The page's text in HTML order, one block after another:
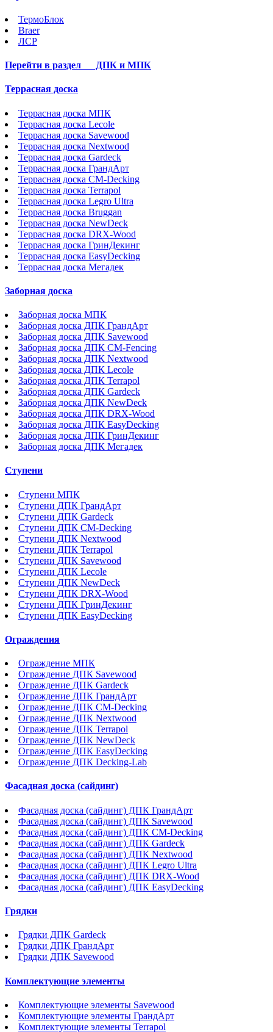
ТермоБлок
Braer
ЛСР
Перейти в раздел ДПК и МПК
Террасная доска
Террасная доска МПК
Террасная доска Lecole
Террасная доска Savewood
Террасная доска Nextwood
Террасная доска Gardeck
Террасная доска ГрандАрт
Террасная доска CM-Decking
Террасная доска Terrapol
Террасная доска Legro Ultra
Террасная доска Bruggan
Террасная доска NewDeck
Террасная доска DRX-Wood
Террасная доска ГринДекинг
Террасная доска EasyDecking
Террасная доска Мегадек
Заборная доска
Заборная доска МПК
Заборная доска ДПК ГрандАрт
Заборная доска ДПК Savewood
Заборная доска ДПК CM-Fencing
Заборная доска ДПК Nextwood
Заборная доска ДПК Lecole
Заборная доска ДПК Terrapol
Заборная доска ДПК Gardeck
Заборная доска ДПК NewDeck
Заборная доска ДПК DRX-Wood
Заборная доска ДПК EasyDecking
Заборная доска ДПК ГринДекинг
Заборная доска ДПК Мегадек
Ступени
Ступени МПК
Ступени ДПК ГрандАрт
Ступени ДПК Gardeck
Ступени ДПК CM-Decking
Ступени ДПК Nextwood
Ступени ДПК Terrapol
Ступени ДПК Savewood
Ступени ДПК Lecole
Ступени ДПК NewDeck
Ступени ДПК DRX-Wood
Ступени ДПК ГринДекинг
Ступени ДПК EasyDecking
Ограждения
Ограждение МПК
Ограждение ДПК Savewood
Ограждение ДПК Gardeck
Ограждение ДПК ГрандАрт
Ограждение ДПК CM-Decking
Ограждение ДПК Nextwood
Ограждение ДПК Terrapol
Ограждение ДПК NewDeck
Ограждение ДПК EasyDecking
Ограждение ДПК Decking-Lab
Фасадная доска (сайдинг)
Фасадная доска (сайдинг) ДПК ГрандАрт
Фасадная доска (сайдинг) ДПК Savewood
Фасадная доска (сайдинг) ДПК CM-Decking
Фасадная доска (сайдинг) ДПК Gardeck
Фасадная доска (сайдинг) ДПК Nextwood
Фасадная доска (сайдинг) ДПК Legro Ultra
Фасадная доска (сайдинг) ДПК DRX-Wood
Фасадная доска (сайдинг) ДПК EasyDecking
Грядки
Грядки ДПК Gardeck
Грядки ДПК ГрандАрт
Грядки ДПК Savewood
Комплектующие элементы
Комплектующие элементы Savewood
Комплектующие элементы ГрандАрт
Комплектующие элементы Terrapol